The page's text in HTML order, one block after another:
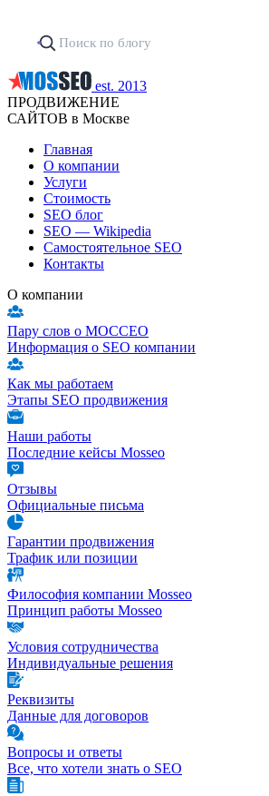
est. 2013
ПРОДВИЖЕНИЕ
САЙТОВ в Москве
Главная
О компании
Услуги
Стоимость
SEO блог
SEO — Wikipedia
Самостоятельное SEO
Контакты
О компании
Пару слов о МОССЕО
Информация о SEO компании
Как мы работаем
Этапы SEO продвижения
Наши работы
Последние кейсы Mosseo
Отзывы
Официальные письма
Гарантии продвижения
Трафик или позиции
Философия компании Mosseo
Принцип работы Mosseo
Условия сотрудничества
Индивидуальные решения
Реквизиты
Данные для договоров
Вопросы и ответы
Все, что хотели знать о SEO